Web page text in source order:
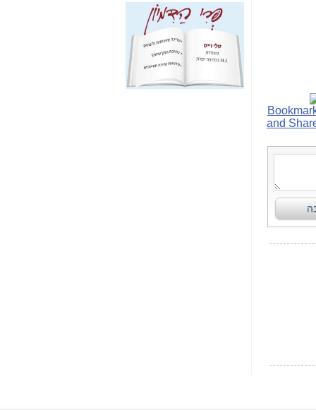
אחת הרגליים של "תיק
4000 התפור"
התמוטטה היום
בניצחון (כפול) של בזק
-
כאן
איך כתבות מפנקות